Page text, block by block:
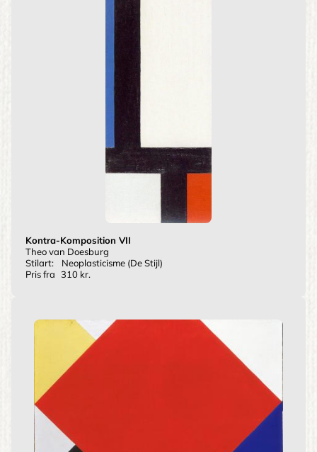
Kontra-Komposition VII
Theo van Doesburg
Stilart:
Neoplasticisme (De Stijl)
Pris fra 310 kr.